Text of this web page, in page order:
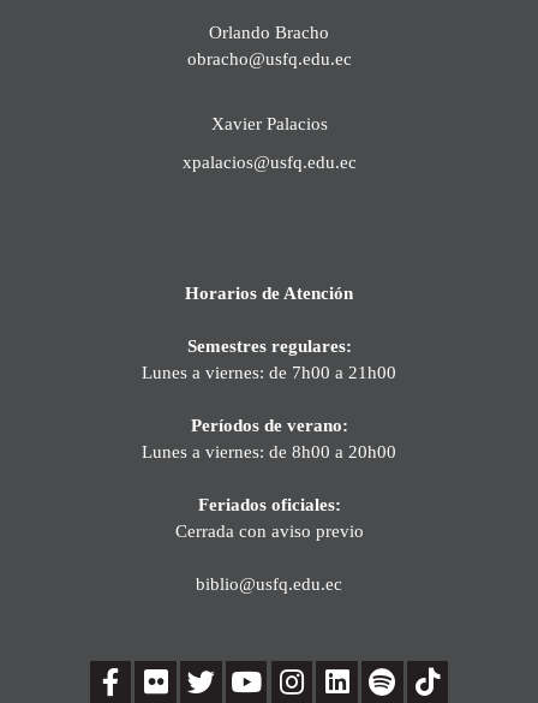
Orlando Bracho
obracho@usfq.edu.ec
Xavier Palacios
xpalacios@usfq.edu.ec
Horarios de Atención
Semestres regulares:
Lunes a viernes: de 7h00 a 21h00
Períodos de verano:
Lunes a viernes: de 8h00 a 20h00
Feriados oficiales:
Cerrada con aviso previo
biblio@usfq.edu.ec